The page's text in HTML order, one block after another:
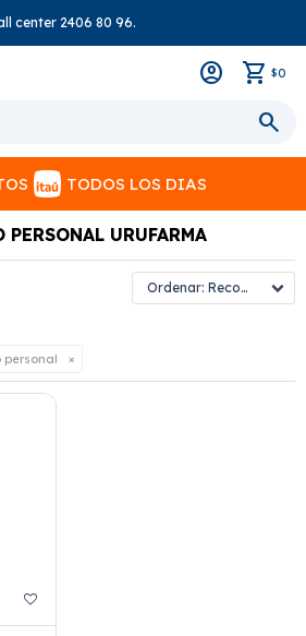
center 2406 80 96.
$0
TODOS LOS DIAS
PERSONAL URUFARMA
Recomendados
personal